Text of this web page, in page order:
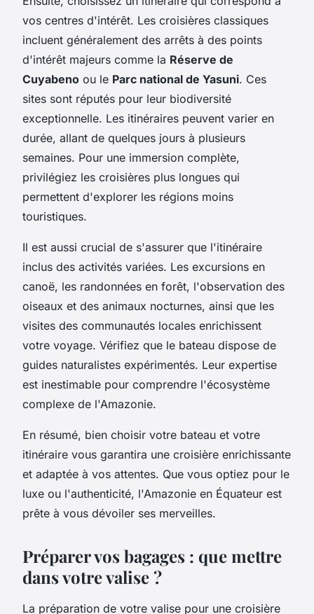
vos centres d'intérêt. Les croisières classiques
incluent généralement des arrêts à des points
d'intérêt majeurs comme la Réserve de
Cuyabeno ou le Parc national de Yasuni. Ces
sites sont réputés pour leur biodiversité
exceptionnelle. Les itinéraires peuvent varier en
durée, allant de quelques jours à plusieurs
semaines. Pour une immersion complète,
privilégiez les croisières plus longues qui
permettent d'explorer les régions moins
touristiques.
Il est aussi crucial de s'assurer que l'itinéraire
inclus des activités variées. Les excursions en
canoë, les randonnées en forêt, l'observation des
oiseaux et des animaux nocturnes, ainsi que les
visites des communautés locales enrichissent
votre voyage. Vérifiez que le bateau dispose de
guides naturalistes expérimentés. Leur expertise
est inestimable pour comprendre l'écosystème
complexe de l'Amazonie.
En résumé, bien choisir votre bateau et votre
itinéraire vous garantira une croisière enrichissante
et adaptée à vos attentes. Que vous optiez pour le
luxe ou l'authenticité, l'Amazonie en Équateur est
prête à vous dévoiler ses merveilles.
Préparer vos bagages : que mettre
dans votre valise ?
La préparation de votre valise pour une croisière